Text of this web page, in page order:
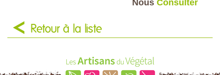
Retour à la liste